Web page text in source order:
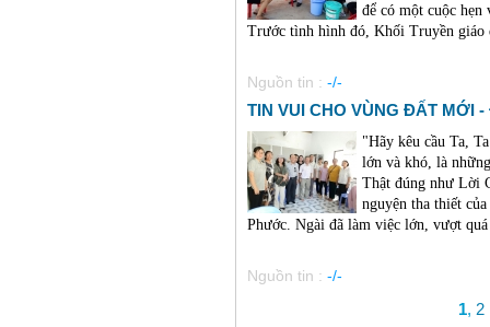
để có một cuộc hẹn
Trước tình hình đó, Khối Truyền giáo
Nguồn tin : -/-
TIN VUI CHO VÙNG ĐẤT MỚI
"Hãy kêu cầu Ta,
lớn và khó, là
Thật đúng như Lời
nguyện tha thiết
Phước. Ngài đã làm việc lớn, vượt
Nguồn tin : -/-
1, 2